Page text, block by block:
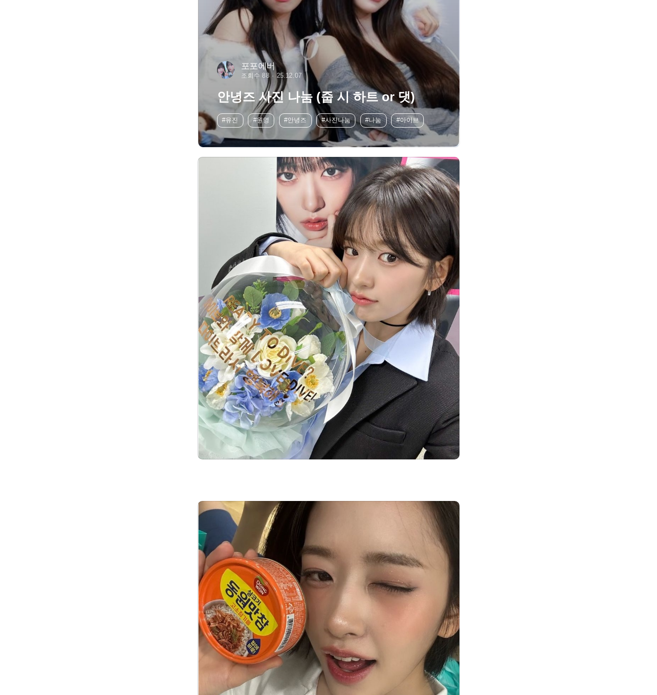
포포에버
조회수 88 25.12.07
안녕즈 사진 나눔 (줍 시 하트 or 댓)
#유진 #원영 #안녕즈 #사진나눔 #나눔 #아이브